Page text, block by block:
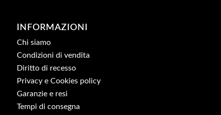
INFORMAZIONI
Chi siamo
Condizioni di vendita
Diritto di recesso
Privacy e Cookies policy
Garanzie e resi
Tempi di consegna